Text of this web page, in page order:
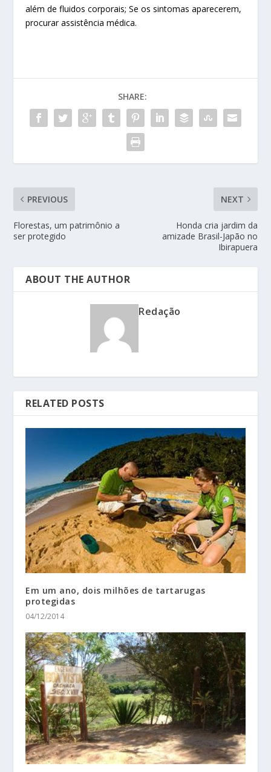
além de fluidos corporais; Se os sintomas aparecerem,
procurar assistência médica.
SHARE:
PREVIOUS
Florestas, um patrimônio a
ser protegido
NEXT
Honda cria jardim da
amizade Brasil-Japão no
Ibirapuera
ABOUT THE AUTHOR
Redação
RELATED POSTS
Em um ano, dois milhões de tartarugas
protegidas
04/12/2014